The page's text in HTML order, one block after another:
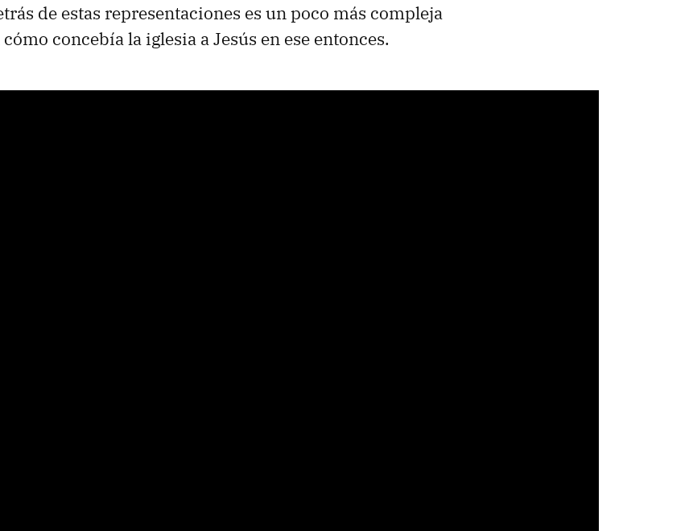
de estas representaciones es un poco más compleja
concebía la iglesia a Jesús en ese entonces.